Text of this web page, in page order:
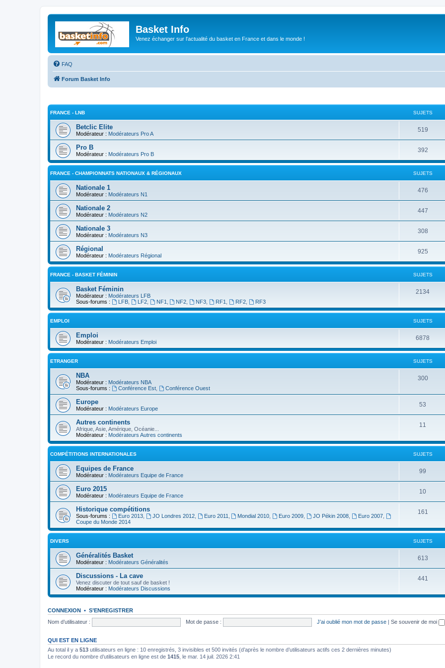
Basket Info
Venez échanger sur l'actualité du basket en France et dans le monde !
FAQ
Forum Basket Info
FRANCE - LNB SUJETS
Betclic Elite
Modérateur : Modérateurs Pro A
519
Pro B
Modérateur : Modérateurs Pro B
392
FRANCE - CHAMPIONNATS NATIONAUX & RÉGIONAUX SUJETS
Nationale 1
Modérateur : Modérateurs N1
476
Nationale 2
Modérateur : Modérateurs N2
447
Nationale 3
Modérateur : Modérateurs N3
308
Régional
Modérateur : Modérateurs Régional
925
FRANCE - BASKET FÉMININ SUJETS
Basket Féminin
Modérateur : Modérateurs LFB
Sous-forums :
LFB, LF2, NF1 NF2 NF3 RF1 RF2, RF3
2134
EMPLOI SUJETS
Emploi
Modérateur : Modérateurs Emploi
6878
ETRANGER SUJETS
NBA
Modérateur : Modérateurs NBA
Sous-forums :
Conférence Est, Conférence Ouest
300
Europe
Modérateur : Modérateurs Europe
53
Autres continents
Afrique, Asie, Amérique, Océanie...
Modérateur : Modérateurs Autres continents
11
COMPÉTITIONS INTERNATIONALES SUJETS
Equipes de France
Modérateur : Modérateurs Equipe de France
99
Euro 2015
Modérateur : Modérateurs Equipe de France
10
Historique compétitions
Sous-forums : Euro 2013, JO Londres 2012, Euro 2011 Mondial 2010 Euro 2009 JO Pékin 2008 Euro 2007,
Coupe du Monde 2014
161
DIVERS SUJETS
Généralités Basket
Modérateur : Modérateurs Généralités
613
Discussions - La cave
Venez discuter de tout sauf de basket !
Modérateur : Modérateurs Discussions
441
CONNEXION • S’ENREGISTRER
Nom d’utilisateur :
Mot de passe : J’ai oublié mon mot de passe | Se souvenir de moi
QUI EST EN LIGNE
Au total il y a 513 utilisateurs en ligne : 10 enregistrés, 3 invisibles et 500 invités (d’après le nombre d’utilisateurs actifs ces 2 dernières minutes)
Le record du nombre d’utilisateurs en ligne est de 1415 , le mar. 14 juil. 2026 2:41